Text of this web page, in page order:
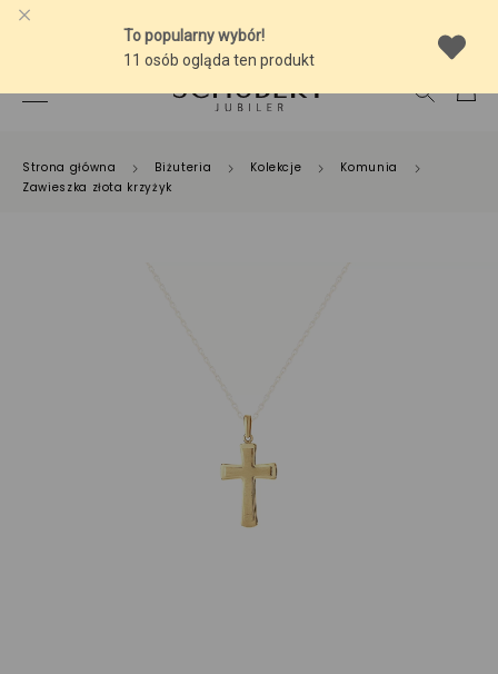
Strona główna Biżuteria Kolekcje
Komunia
Zawieszka złota krzyżyk